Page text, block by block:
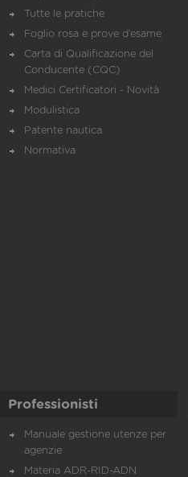
Tutte le pratiche
Foglio rosa e prove d’esame
Carta di Qualificazione del
Conducente (CQC)
Medici Certificatori - Novità
Modulistica
Patente nautica
Normativa
Professionisti
Manuale gestione utenze per
agenzie
Materia ADR-RID-ADN